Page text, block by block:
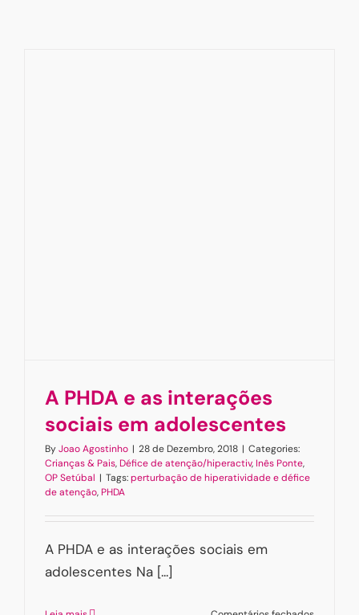
A PHDA e as interações
sociais em adolescentes
ByJoao Agostinho | 28 de Dezembro, 2018 | Categories:
Crianças & Pais,Défice de atenção/hiperactiv,Inês Ponte,
OP Setúbal | Tags:perturbação de hiperatividade e défice
de atenção,PHDA
A PHDA e as interações sociais em
adolescentes Na [...]